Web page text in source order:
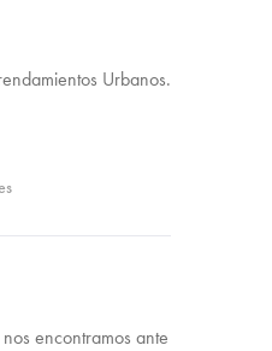
Urbanos.
encontramos ante